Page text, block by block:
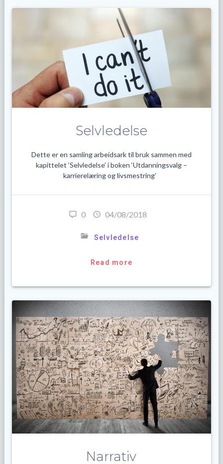
Selvledelse
Dette er en samling arbeidsark til bruk sammen med
kapittelet ‘Selvledelse’ i boken ‘Utdanningsvalg –
karrierelæring og livsmestring’
0 04/08/2018
Selvledelse
Read more
Narrativ